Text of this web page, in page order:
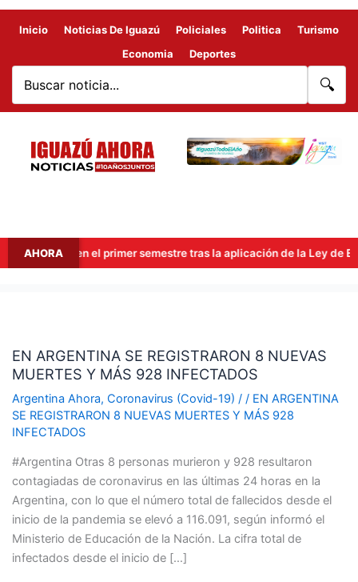
Inicio Noticias De Iguazú Policiales Politica
Turismo
Economia
Deportes
🔍
AHORAen el primer semestre tras la aplicación de la Ley de
EN ARGENTINA SE REGISTRARON 8 NUEVAS
MUERTES Y MÁS 928 INFECTADOS
Argentina Ahora, Coronavirus (Covid-19) / / EN ARGENTINA
SE REGISTRARON 8 NUEVAS MUERTES Y MÁS 928
INFECTADOS
#Argentina Otras 8 personas murieron y 928 resultaron
contagiadas de coronavirus en las últimas 24 horas en la
Argentina, con lo que el número total de fallecidos desde el
inicio de la pandemia se elevó a 116.091, según informó el
Ministerio de Educación de la Nación. La cifra total de
infectados desde el inicio de […]
SE
REGISTRARON
8
NUEVAS
MUERTES
MÁS
INFECTADOS